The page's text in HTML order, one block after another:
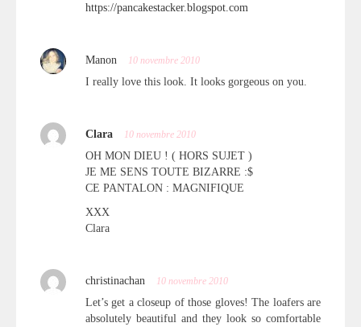
https://pancakestacker.blogspot.com
Manon 10 novembre 2010
I really love this look. It looks gorgeous on you.
Clara 10 novembre 2010
OH MON DIEU ! ( HORS SUJET )
JE ME SENS TOUTE BIZARRE :$
CE PANTALON : MAGNIFIQUE
XXX
Clara
christinachan 10 novembre 2010
Let’s get a closeup of those gloves! The loafers are
absolutely beautiful and they look so comfortable